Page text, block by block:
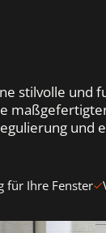
stilvolle und
und
für Ihre Fenster